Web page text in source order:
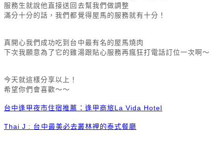
服務生就說他直接送回去幫我們做調整
滿分十分的話，我們都覺得屋馬的服務就有十分！
真開心我們成功吃到台中最有名的屋馬燒肉
下次我願意為了它的雞湯跟貼心服務再瘋狂打電話訂位一次啊～
今天就這樣分享以上！
希望你們會喜歡～～
台中逢甲夜市住宿推薦：逢甲商旅La Vida Hotel
Thai J : 台中最美必去叢林裡的泰式餐廳